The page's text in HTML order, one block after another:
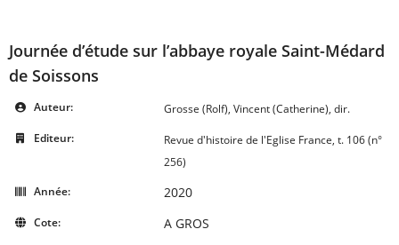
Journée d’étude sur l’abbaye royale Saint-Médard
de Soissons
Auteur:
Grosse (Rolf), Vincent (Catherine), dir.
Editeur:
Revue d'histoire de l'Eglise France, t. 106 (n°
256)
Année:
2020
Cote: A GROS